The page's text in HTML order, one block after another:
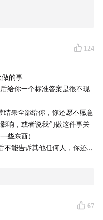
性的敬畏，我们试图为
与认知世界的工具，以
124
做的事
给你一个标准答案是很不现
结果全部给你，你还愿不愿意
响，或者说我们做这件事关
些东西）
不能告诉其他任何人，你还愿
是外在动机）
了，你还愿不愿意做。（也就
死了，你还愿不愿做？
67